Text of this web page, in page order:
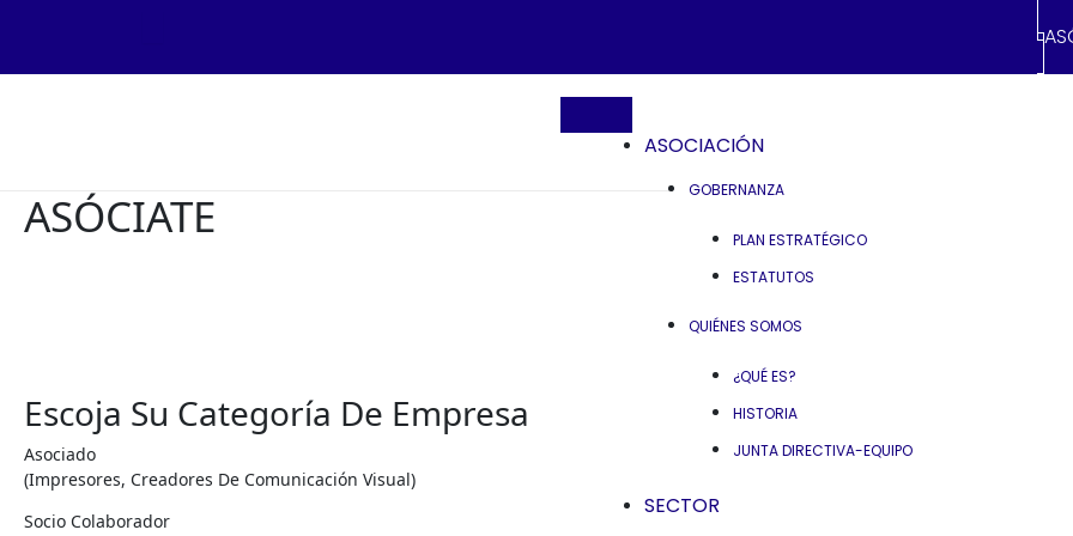
ASOCIACIÓN
GOBERNANZA
PLAN ESTRATÉGICO
ESTATUTOS
QUIÉNES SOMOS
¿QUÉ ES?
HISTORIA
JUNTA DIRECTIVA-EQUIPO
SECTOR
ASÓCIATE
Escoja Su Categoría De Empresa
Asociado
(impresores, Creadores De Comunicación Visual)
Socio Colaborador